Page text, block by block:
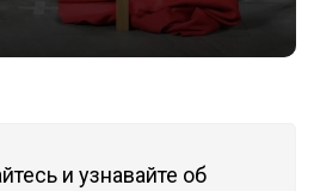
и узнавайте об